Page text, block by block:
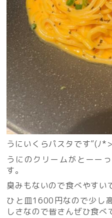
うにいくらパスタです”(ﾉ
うにのクリームがとーー
す。
臭みもないので食べやすい
ひと皿1600円なので少し
しさなので皆さんぜひ食べ